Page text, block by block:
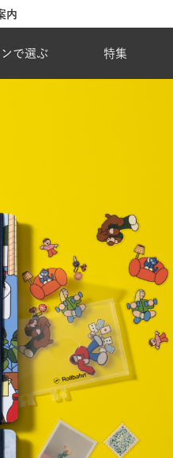
関するご案内
で選ぶ 特集